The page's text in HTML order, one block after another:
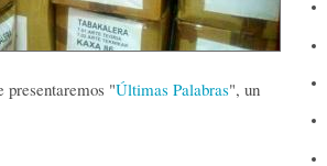
presentaremos "Últimas Palabras", un